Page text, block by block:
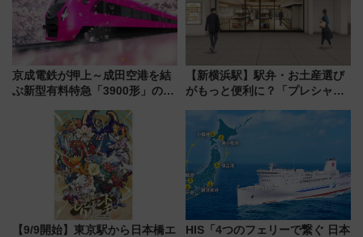
京成電鉄が押上～成田空港を結
ぶ新型有料特急「3900形」のコ
募集も実施
【新横浜駅】駅弁・お土産選び
がもっと便利に？「プレシャス
ン 場所や営業時間・限定弁当
を紹介
【9/9開始】東京駅から日本橋エ
HIS「4つのフェリーで繋ぐ 日本